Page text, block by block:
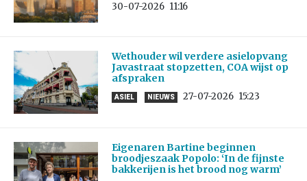
30-07-2026 11:16
Wethouder wil verdere asielopvang
Javastraat stopzetten, COA wijst op
afspraken
ASIEL NIEUWS 27-07-2026 15:23
Eigenaren Bartine beginnen
broodjeszaak Popolo: ‘In de fijnste
bakkerijen is het brood nog warm’